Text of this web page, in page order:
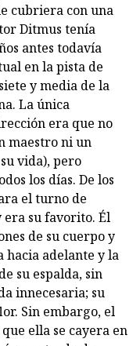
cubriera con una
Ditmus tenía
antes todavía
en la pista de
y media de la
La única
era que no
maestro ni un
vida), pero
los días. De los
el turno de
su favorito. Él
de su cuerpo y
hacia adelante y la
su espalda, sin
innecesaria; su
Sin embargo, el
ella se cayera en